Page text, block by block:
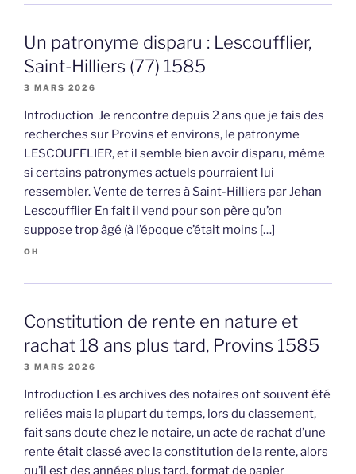
Un patronyme disparu : Lescoufflier,
Saint-Hilliers (77) 1585
3 MARS 2026
Introduction Je rencontre depuis 2 ans que je fais des
recherches sur Provins et environs, le patronyme
LESCOUFFLIER, et il semble bien avoir disparu, même
si certains patronymes actuels pourraient lui
ressembler. Vente de terres à Saint-Hilliers par Jehan
Lescoufflier En fait il vend pour son père qu’on
suppose trop âgé (à l’époque c’était moins […]
OH
Constitution de rente en nature et
rachat 18 ans plus tard, Provins 1585
3 MARS 2026
Introduction Les archives des notaires ont souvent été
reliées mais la plupart du temps, lors du classement,
fait sans doute chez le notaire, un acte de rachat d’une
rente était classé avec la constitution de la rente, alors
qu’il est des années plus tard. format de papier